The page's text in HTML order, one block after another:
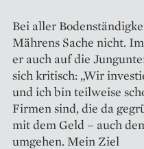
Bei aller
Mährens Sache nicht.
er auch auf die
sich kritisch: „Wir
und ich bin teilweise
Firmen sind, die da
mit dem Geld – auch
umgehen. Mein Ziel